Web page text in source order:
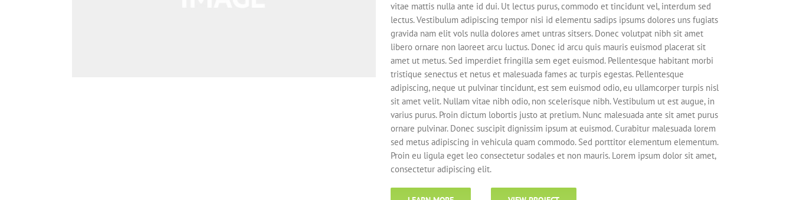
vitae mattis nulla ante id dui. Ut lectus purus, commodo et tincidunt vel, interdum sed
lectus. Vestibulum adipiscing tempor nisi id elementu sadips ipsums dolores uns fugiats
gravida nam elit vols nulla dolores amet untras sitsers. Donec volutpat nibh sit amet
libero ornare non laoreet arcu luctus. Donec id arcu quis mauris euismod placerat sit
amet ut metus. Sed imperdiet fringilla sem eget euismod. Pellentesque habitant morbi
tristique senectus et netus et malesuada fames ac turpis egestas. Pellentesque
adipiscing, neque ut pulvinar tincidunt, est sem euismod odio, eu ullamcorper turpis nisl
sit amet velit. Nullam vitae nibh odio, non scelerisque nibh. Vestibulum ut est augue, in
varius purus. Proin dictum lobortis justo at pretium. Nunc malesuada ante sit amet purus
ornare pulvinar. Donec suscipit dignissim ipsum at euismod. Curabitur malesuada lorem
sed metus adipiscing in vehicula quam commodo. Sed porttitor elementum elementum.
Proin eu ligula eget leo consectetur sodales et non mauris. Lorem ipsum dolor sit amet,
consectetur adipiscing elit.